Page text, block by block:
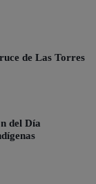
de Las Torres
del Día